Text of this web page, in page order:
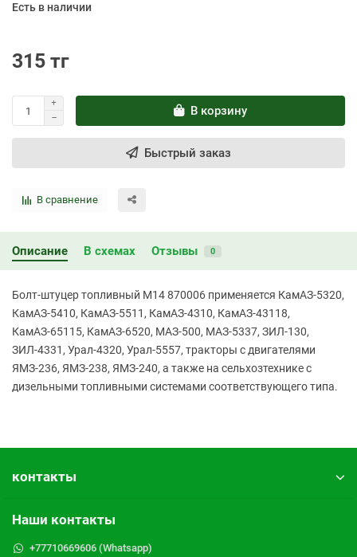
Есть в наличии
315 тг
В корзину
Быстрый заказ
В сравнение
Описание В схемах Отзывы 0
Болт-штуцер топливный М14 870006 применяется КамАЗ-5320,
КамАЗ-5410, КамАЗ-5511, КамАЗ-4310, КамАЗ-43118,
КамАЗ-65115, КамАЗ-6520, МАЗ-500, МАЗ-5337, ЗИЛ-130,
ЗИЛ-4331, Урал-4320, Урал-5557, тракторы с двигателями
ЯМЗ-236, ЯМЗ-238, ЯМЗ-240, а также на сельхозтехнике с
дизельными топливными системами соответствующего типа.
контакты
Наши контакты
+77710669606 (Whatsapp)